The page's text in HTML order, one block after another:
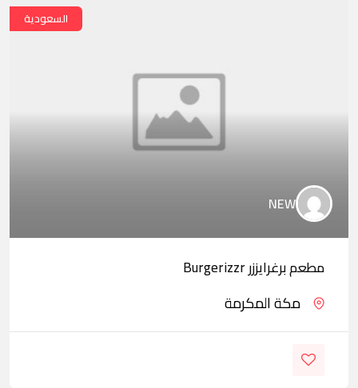
السعودية
NEW
مطعم برغرايززر Burgerizzr
مكة المكرمة